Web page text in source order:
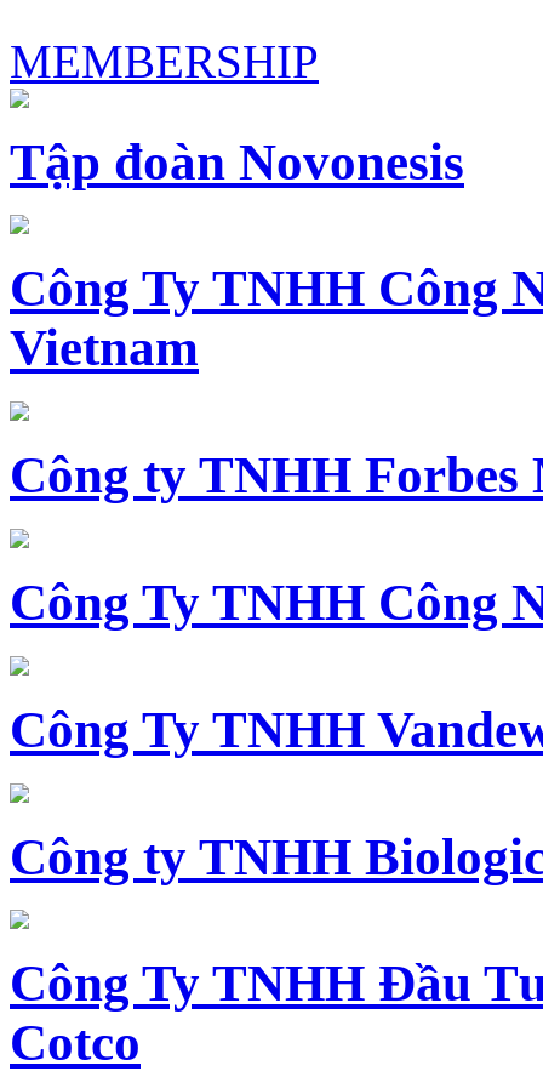
MEMBERSHIP
Tập đoàn Novonesis
Công Ty TNHH Công
Vietnam
Công ty TNHH
Công Ty TNHH Công
Công Ty TNHH
Công ty TNHH
Công Ty TNHH Đầu
Cotco